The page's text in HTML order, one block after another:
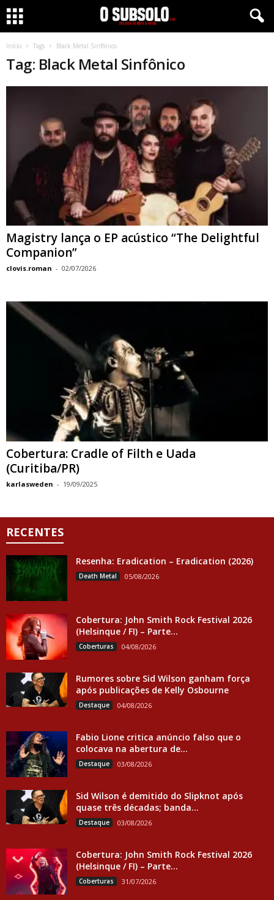
Início Tags Black Metal Sinfônico
Tag: Black Metal Sinfônico
Magistry lança o EP acústico “The Delightful
Companion”
clovis.roman - 02/07/2026
Cobertura: Cradle of Filth e Uada
(Curitiba/PR)
karlasweden - 19/09/2025
RECENTES
Resenha: Eradication – Eradication (2026)
Death Metal 05/08/2026
Cobertura: John Smith Rock Festival 2026
(Helsinque / FI) – Parte...
Coberturas 04/08/2026
Rumores sobre Sid Wilson ganham força
após publicações de Kelly Osbourne
Destaque 04/08/2026
Fabio Lione critica anúncio falso que o
colocava na abertura de...
Destaque 03/08/2026
Sid Wilson é demitido do Slipknot após
quase três décadas; banda...
Destaque 03/08/2026
Cobertura: John Smith Rock Festival 2026
(Helsinque / FI) – Parte...
Coberturas 31/07/2026